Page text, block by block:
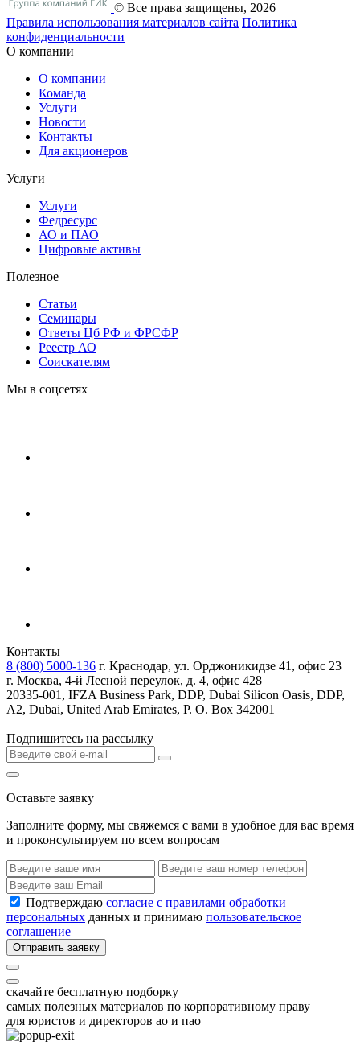
© Все права защищены, 2026
Правила использования материалов сайта Политика
конфиденциальности
О компании
О компании
Команда
Услуги
Новости
Контакты
Для акционеров
Услуги
Услуги
Федресурс
АО и ПАО
Цифровые активы
Полезное
Статьи
Cеминары
Ответы Цб РФ и ФРСФР
Реестр АО
Соискателям
Мы в соцсетях
Контакты
8 (800) 5000-136 г. Краснодар, ул. Орджоникидзе 41, офис 23
г. Москва, 4-й Лесной переулок, д. 4, офис 428
20335-001, IFZA Business Park, DDP, Dubai Silicon Oasis, DDP,
A2, Dubai, United Arab Emirates, P. O. Box 342001
Подпишитесь на рассылку
Оставьте заявку
Заполните форму, мы свяжемся с вами в удобное для вас время
и проконсультируем по всем вопросам
Подтверждаю согласие с правилами обработки
персональных данных и принимаю пользовательское
соглашение
Отправить заявку
скачайте бесплатную подборку
самых полезных материалов по корпоративному праву
для юристов и директоров ао и пао